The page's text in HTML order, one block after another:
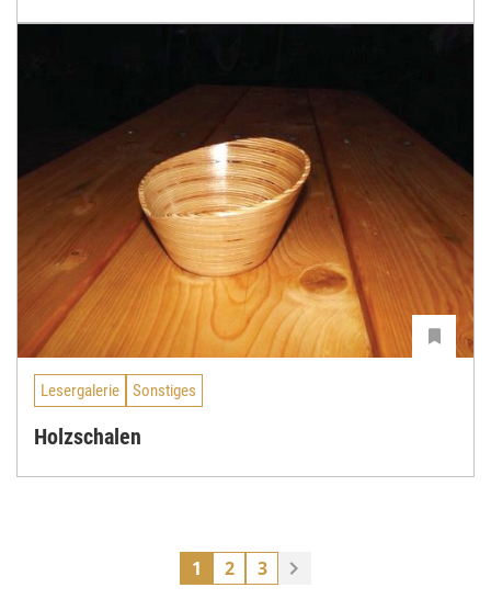
Lesergalerie Sonstiges
Holzschalen
1 2 3